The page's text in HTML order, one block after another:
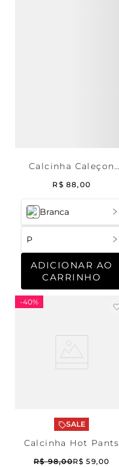
Branca
P
ADICIONAR AO
CARRINHO
Calcinha Caleçon
Renda Basic Me
R$ 88,00
-40%
SALE
Calcinha Hot Pants
R$ 98,00R$ 59,00